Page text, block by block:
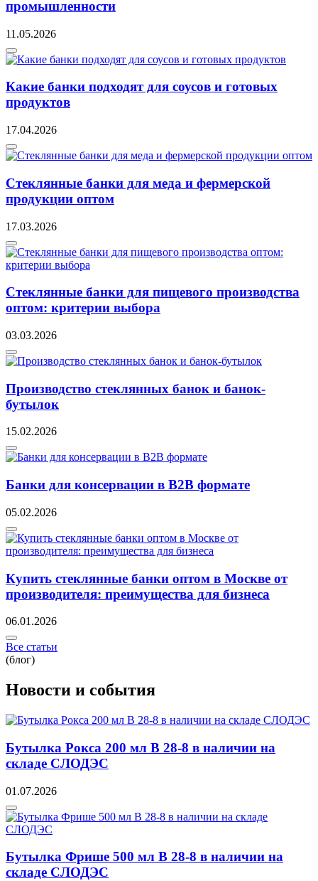
промышленности
11.05.2026
Какие банки подходят для соусов и готовых
продуктов
17.04.2026
Стеклянные банки для меда и фермерской
продукции оптом
17.03.2026
Стеклянные банки для пищевого производства
оптом: критерии выбора
03.03.2026
Производство стеклянных банок и банок-
бутылок
15.02.2026
Банки для консервации в B2B формате
05.02.2026
Купить стеклянные банки оптом в Москве от
производителя: преимущества для бизнеса
06.01.2026
Все статьи
(блог)
Новости и события
Бутылка Рокса 200 мл B 28-8 в наличии на
складе СЛОДЭС
01.07.2026
Бутылка Фрише 500 мл B 28-8 в наличии на
складе СЛОДЭС